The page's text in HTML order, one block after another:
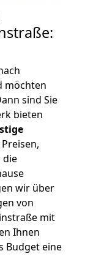
möchten
sind Sie
bieten
die
wir über
von
mit
Ihnen
Budget eine